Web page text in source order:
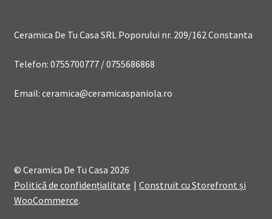
Ceramica De Tu Casa SRL Poporului nr. 209/162 Constanta
Telefon: 0755700777 / 0755686868
Email: ceramica@ceramicaspaniola.ro
© Ceramica De Tu Casa 2026
Politică de confidențialitate
Construit cu Storefront și
WooCommerce.